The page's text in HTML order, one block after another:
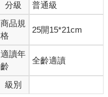
分級 普通級
商品規
格
25開15*21cm
適讀年
齡
全齡適讀
級別